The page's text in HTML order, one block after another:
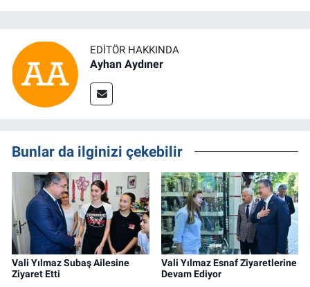
EDITÖR HAKKINDA
Ayhan Aydıner
Bunlar da ilginizi çekebilir
Vali Yılmaz Subaş Ailesine
Ziyaret Etti
Vali Yılmaz Esnaf Ziyaretlerine
Devam Ediyor